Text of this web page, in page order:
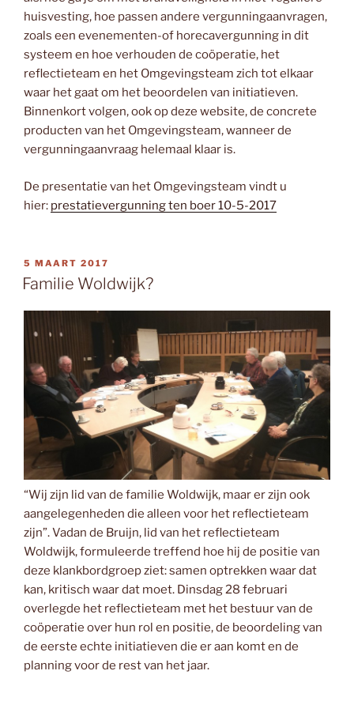
huisvesting, hoe passen andere vergunningaanvragen,
zoals een evenementen-of horecavergunning in dit
systeem en hoe verhouden de coöperatie, het
reflectieteam en het Omgevingsteam zich tot elkaar
waar het gaat om het beoordelen van initiatieven.
Binnenkort volgen, ook op deze website, de concrete
producten van het Omgevingsteam, wanneer de
vergunningaanvraag helemaal klaar is.
De presentatie van het Omgevingsteam vindt u
hier: prestatievergunning ten boer 10-5-2017
GEPLAATST
OP
5 MAART 2017
Familie Woldwijk?
“Wij zijn lid van de familie Woldwijk, maar er zijn ook
aangelegenheden die alleen voor het reflectieteam
zijn”. Vadan de Bruijn, lid van het reflectieteam
Woldwijk, formuleerde treffend hoe hij de positie van
deze klankbordgroep ziet: samen optrekken waar dat
kan, kritisch waar dat moet. Dinsdag 28 februari
overlegde het reflectieteam met het bestuur van de
coöperatie over hun rol en positie, de beoordeling van
de eerste echte initiatieven die er aan komt en de
planning voor de rest van het jaar.